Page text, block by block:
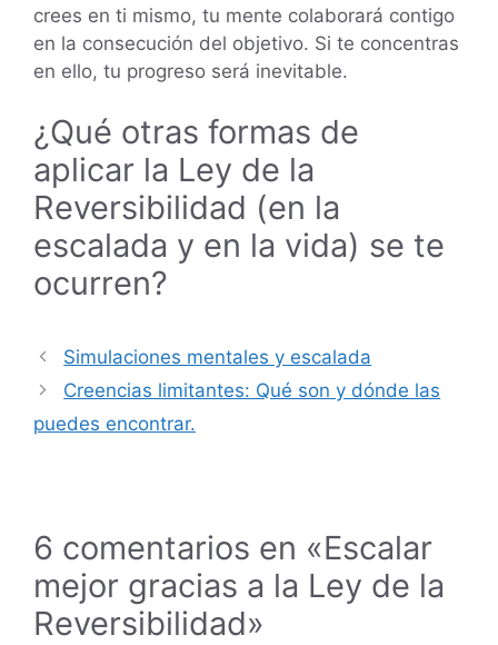
crees en ti mismo, tu mente colaborará contigo
en la consecución del objetivo. Si te concentras
en ello, tu progreso será inevitable.
¿Qué otras formas de
aplicar la Ley de la
Reversibilidad (en la
escalada y en la vida) se te
ocurren?
Navegación
de
Simulaciones mentales y escalada
Creencias limitantes: Qué son y dónde las
puedes encontrar.
6 comentarios en «Escalar
mejor gracias a la Ley de la
Reversibilidad»